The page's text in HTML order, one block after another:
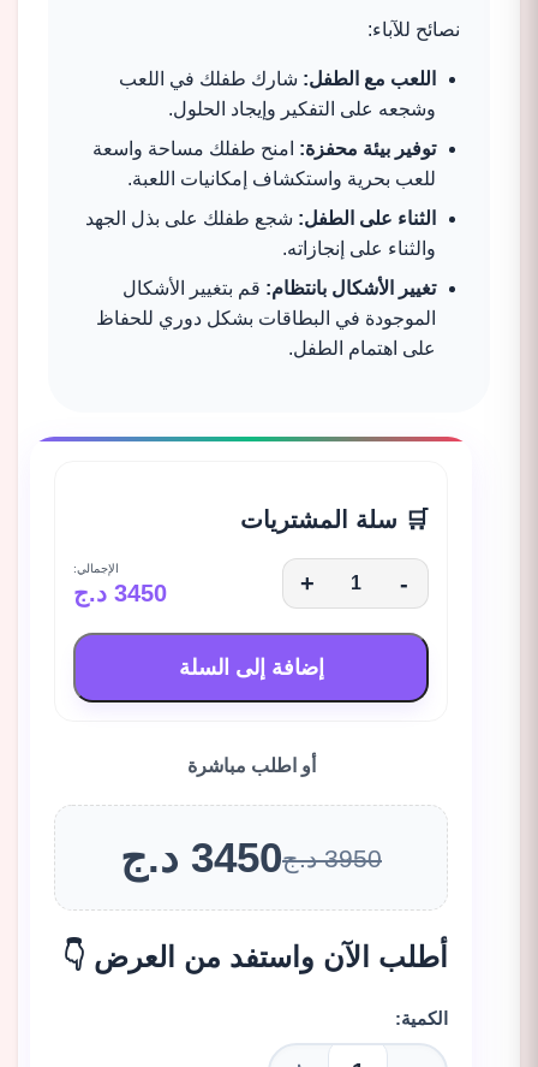
نصائح للآباء:
اللعب مع الطفل: شارك طفلك في اللعب
وشجعه على التفكير وإيجاد الحلول.
توفير بيئة محفزة: امنح طفلك مساحة واسعة
للعب بحرية واستكشاف إمكانيات اللعبة.
الثناء على الطفل: شجع طفلك على بذل الجهد
والثناء على إنجازاته.
تغيير الأشكال بانتظام: قم بتغيير الأشكال
الموجودة في البطاقات بشكل دوري للحفاظ
على اهتمام الطفل.
🛒 سلة المشتريات
-
+
الإجمالي:
3450 د.ج
إضافة إلى السلة
أو اطلب مباشرة
3950 د.ج 3450 د.ج
أطلب الآن واستفد من العرض 👇
الكمية: